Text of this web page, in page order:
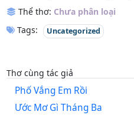
Thể thơ: Chưa phân loại
Tags:
Uncategorized
Thơ cùng tác giả
Phố Vắng Em Rồi
Ước Mơ Gì Tháng Ba